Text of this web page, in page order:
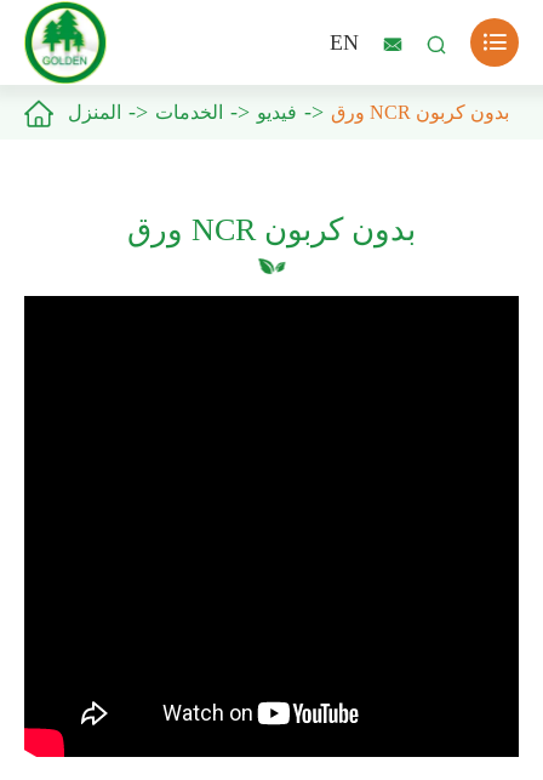
EN   
 المنزل الخدمات فيديو ورق NCR بدون كربون
ورق NCR بدون كربون